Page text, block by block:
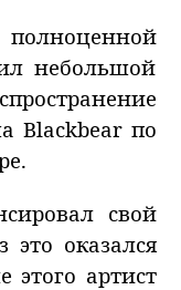
небольшой
Blackbear по
свой
оказался
этого артист